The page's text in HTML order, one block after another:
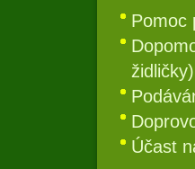
Pomoc
Účast